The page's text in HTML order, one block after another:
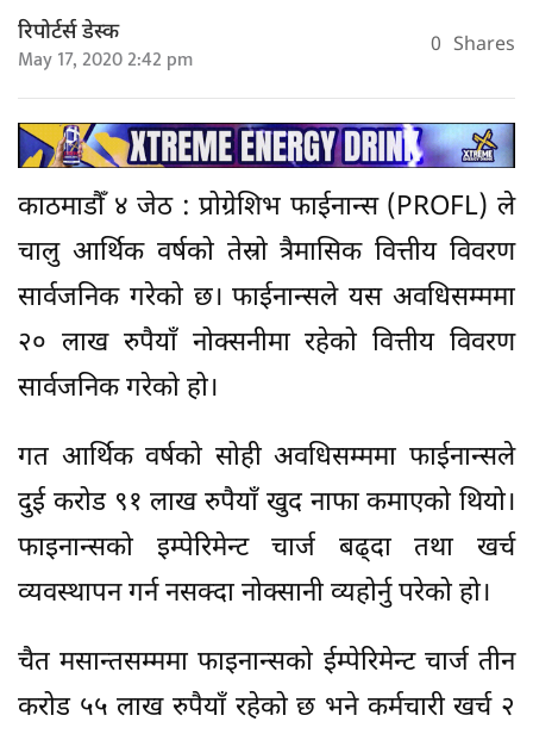
रिपोर्टर्स डेस्क
May 17, 2020 2:42 pm 0 Shares
काठमाडौँ ४ जेठ : प्रोग्रेशिभ फाईनान्स (PROFL) ले
चालु आर्थिक वर्षको तेस्रो त्रैमासिक वित्तीय विवरण
सार्वजनिक गरेको छ। फाईनान्सले यस अवधिसम्ममा
२० लाख रुपैयाँ नोक्सनीमा रहेको वित्तीय विवरण
सार्वजनिक गरेको हो।
गत आर्थिक वर्षको सोही अवधिसम्ममा फाईनान्सले
दुई करोड ९१ लाख रुपैयाँ खुद नाफा कमाएको थियो।
फाइनान्सको इम्पेरिमेन्ट चार्ज बढ्दा तथा खर्च
व्यवस्थापन गर्न नसक्दा नोक्सानी व्यहोर्नु परेको हो।
चैत मसान्तसम्ममा फाइनान्सको ईम्पेरिमेन्ट चार्ज तीन
करोड ५५ लाख रुपैयाँ रहेको छ भने कर्मचारी खर्च २